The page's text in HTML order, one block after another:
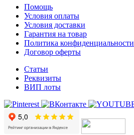
Помощь
Условия оплаты
Условия доставки
Гарантия на товар
Политика конфиденциальности
Договор оферты
Статьи
Реквизиты
ВИП лоты